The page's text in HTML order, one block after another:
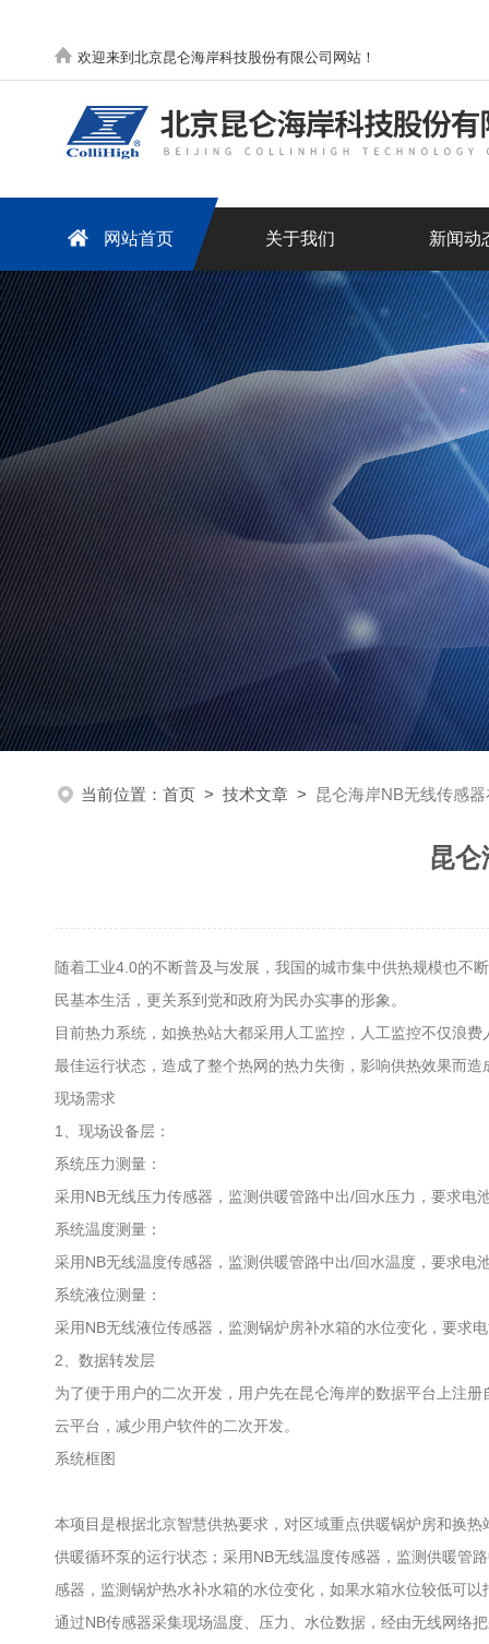
欢迎来到北京昆仑海岸科技股份有限公司网站！
网站首页 关于我们 新闻动
当前位置： 首页 > 技术文章 > 昆仑海岸NB无线传感
昆
随着工业4.0的不断普及与发展，我国的城市集中供热规模也不
民基本生活，更关系到党和政府为民办实事的形象。
目前热力系统，如换热站大都采用人工监控，人工监控不仅浪
最佳运行状态，造成了整个热网的热力失衡，影响供热效果而
现场需求
1、现场设备层：
系统压力测量：
采用NB无线压力传感器，监测供暖管路中出/回水压力，要求电
系统温度测量：
采用NB无线温度传感器，监测供暖管路中出/回水温度，要求电
系统液位测量：
采用NB无线液位传感器，监测锅炉房补水箱的水位变化，要求
2、数据转发层
为了便于用户的二次开发，用户先在昆仑海岸的数据平台上注
云平台，减少用户软件的二次开发。
系统框图
本项目是根据北京智慧供热要求，对区域重点供暖锅炉房和换
供暖循环泵的运行状态；采用NB无线温度传感器，监测供暖管
感器，监测锅炉热水补水箱的水位变化，如果水箱水位较低可
通过NB传感器采集现场温度、压力、水位数据，经由无线网络